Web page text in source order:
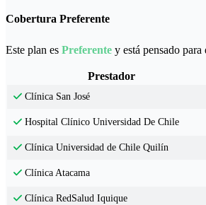
Cobertura Preferente
Este plan es Preferente y está pensado
Prestador
Clínica San José
Hospital Clínico Universidad De Chile
Clínica Universidad de Chile Quilín
Clínica Atacama
Clínica RedSalud Iquique